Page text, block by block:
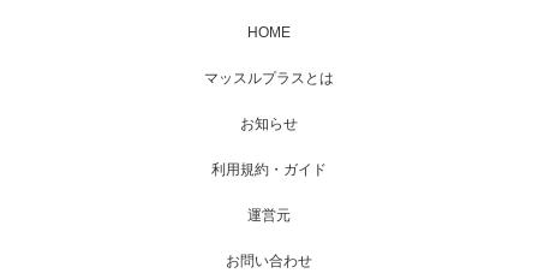
映画「メカバース」舞台挨拶へマッスルプラ
【TV】NHK BS「COOL JAPAN 」にてマッス
HOME
マッスルプラスとは
お知らせ
利用規約・ガイド
運営元
お問い合わせ